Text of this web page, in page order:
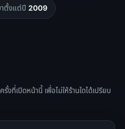
าตั้งแต่ปี 2009
งที่เปิดหน้านี้ เพื่อไม่ให้ร้านใดได้เปรียบ